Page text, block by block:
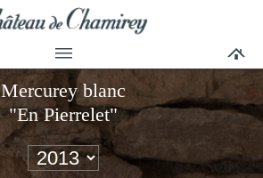
Mercurey blanc
"En Pierrelet"